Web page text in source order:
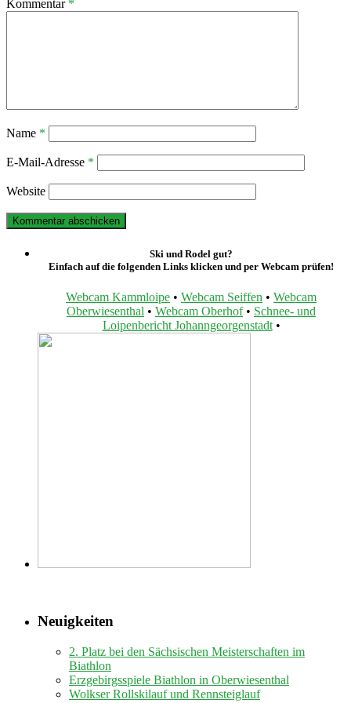
Kommentar *
Name *
E-Mail-Adresse *
Website
Ski und Rodel gut?
Einfach auf die folgenden Links klicken und per Webcam prüfen!
Webcam Kammloipe • Webcam Seiffen • Webcam
Oberwiesenthal • Webcam Oberhof• Schnee- und
Loipenbericht Johanngeorgenstadt•
Neuigkeiten
2. Platz bei den Sächsischen Meisterschaften im
Biathlon
Erzgebirgsspiele Biathlon in Oberwiesenthal
Wolkser Rollskilauf und Rennsteiglauf